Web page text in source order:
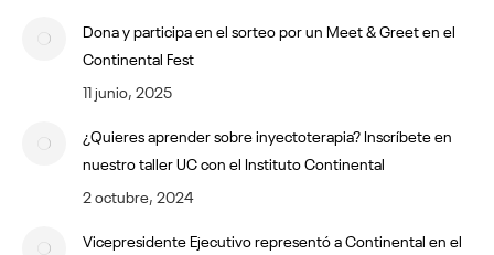
Dona y participa en el sorteo por un Meet & Greet en el
Continental Fest
11 junio, 2025
¿Quieres aprender sobre inyectoterapia? Inscríbete en
nuestro taller UC con el Instituto Continental
2 octubre, 2024
Vicepresidente Ejecutivo representó a Continental en el